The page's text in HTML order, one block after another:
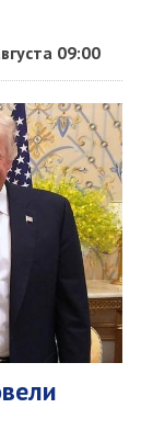
09:00